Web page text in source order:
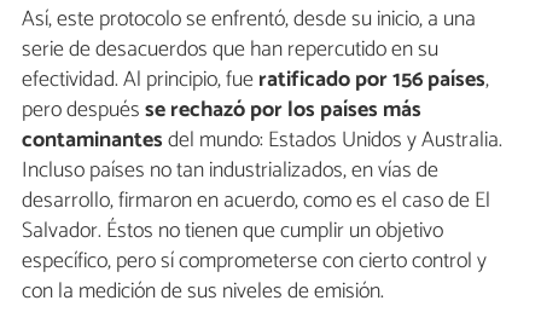
Así, este protocolo se enfrentó, desde su inicio, a una
serie de desacuerdos que han repercutido en su
efectividad. Al principio, fueratificado por 156 países,
pero despuésse rechazó por los países más
contaminantesdel mundo: Estados Unidos y Australia.
Incluso países no tan industrializados, en vías de
desarrollo, firmaron en acuerdo, como es el caso de El
Salvador. Éstos no tienen que cumplir un objetivo
específico, pero sí comprometerse con cierto control y
con la medición de sus niveles de emisión.